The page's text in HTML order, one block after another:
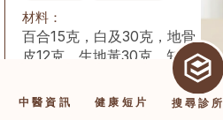
中醫資訊 健康短片 搜尋診所
材料：
百合15克，白及30克，地骨
皮12克，生地黃30克，知母
15克，鼈肉200克，將諸葯
（白及除外）水煎2次
相關證狀：
咳嗆氣急，痰少質黏，難以